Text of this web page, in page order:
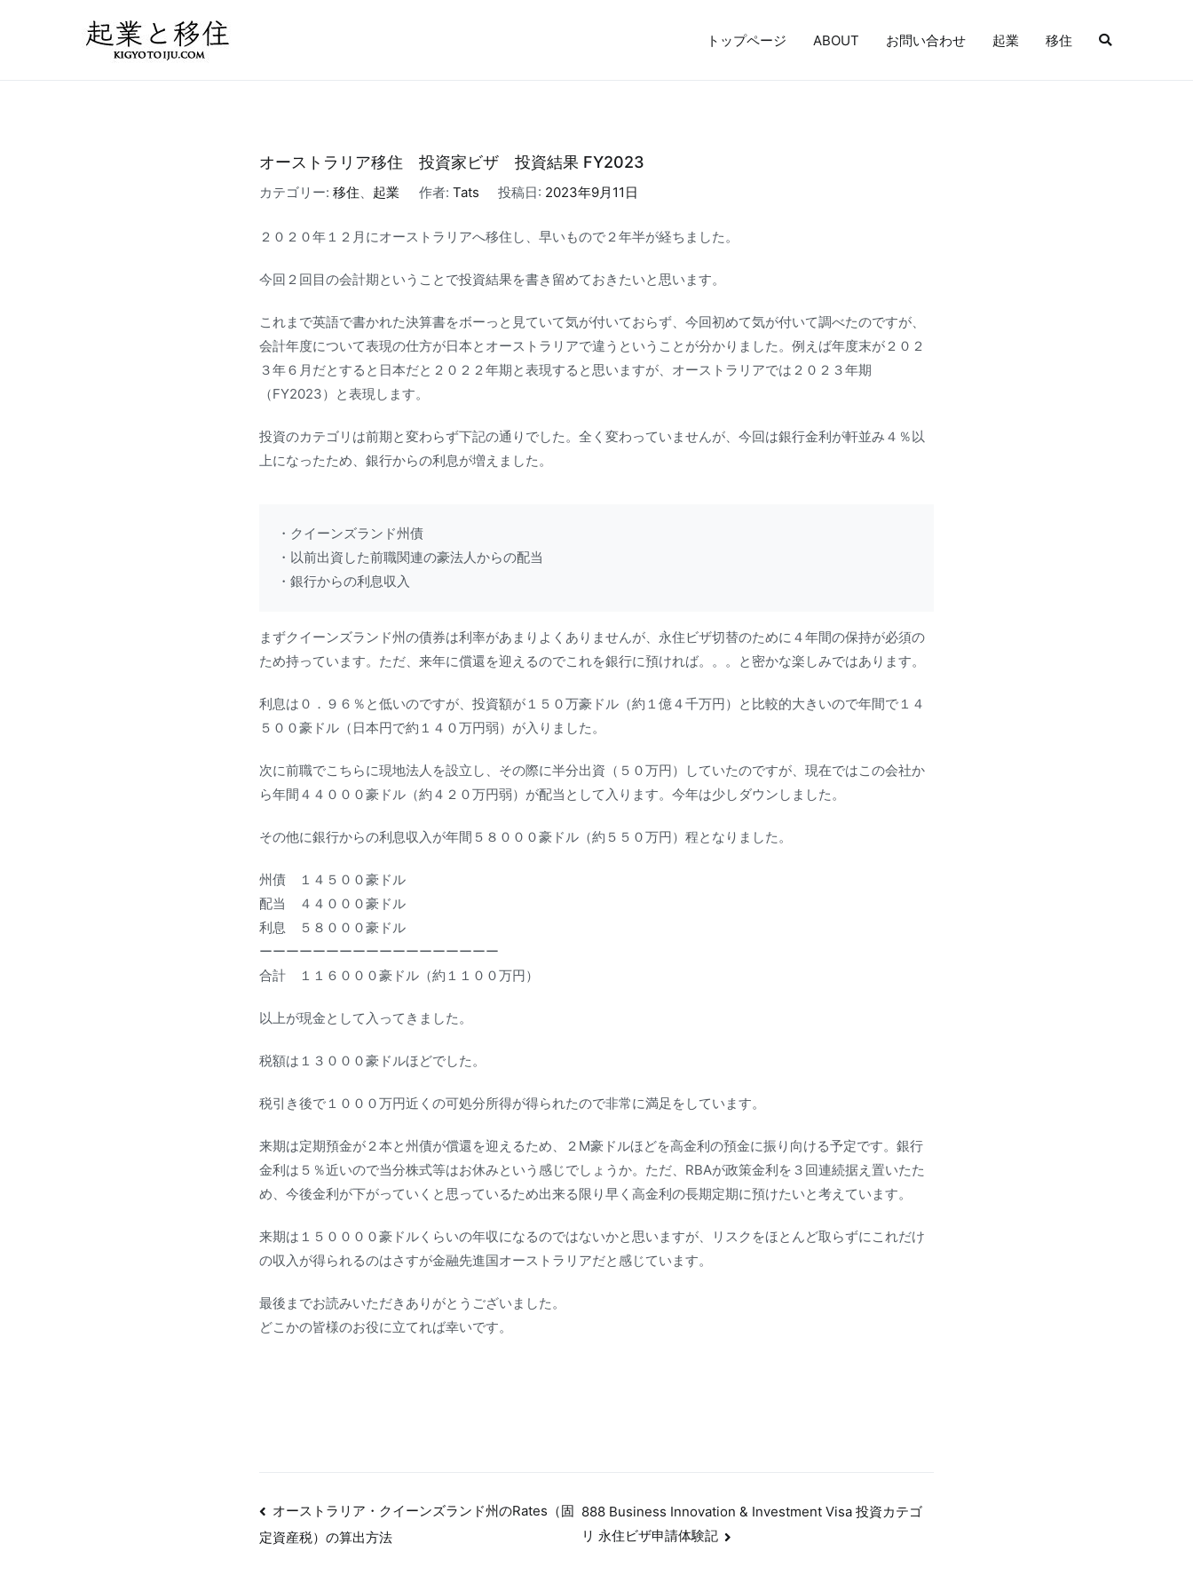
50万円で起業した会社を5億円で売却しFIRE。オーストラリア投資家ビザ移住体験記
トップページ ABOUT お問い合わせ 起業 移住
オーストラリア移住 投資家ビザ 投資結果 FY2023
カテゴリー: 移住、 起業 作者: Tats 投稿日: 2023年9月11日
２０２０年１２月にオーストラリアへ移住し、早いもので２年半が経ちました。
今回２回目の会計期ということで投資結果を書き留めておきたいと思います。
これまで英語で書かれた決算書をボーっと見ていて気が付いておらず、今回初めて気が付いて調べたのですが、
会計年度について表現の仕方が日本とオーストラリアで違うということが分かりました。例えば年度末が２０２
３年６月だとすると日本だと２０２２年期と表現すると思いますが、オーストラリアでは２０２３年期
（FY2023）と表現します。
投資のカテゴリは前期と変わらず下記の通りでした。全く変わっていませんが、今回は銀行金利が軒並み４％以
上になったため、銀行からの利息が増えました。
・クイーンズランド州債
・以前出資した前職関連の豪法人からの配当
・銀行からの利息収入
まずクイーンズランド州の債券は利率があまりよくありませんが、永住ビザ切替のために４年間の保持が必須の
ため持っています。ただ、来年に償還を迎えるのでこれを銀行に預ければ。。。と密かな楽しみではあります。
利息は０．９６％と低いのですが、投資額が１５０万豪ドル（約１億４千万円）と比較的大きいので年間で１４
５００豪ドル（日本円で約１４０万円弱）が入りました。
次に前職でこちらに現地法人を設立し、その際に半分出資（５０万円）していたのですが、現在ではこの会社か
ら年間４４０００豪ドル（約４２０万円弱）が配当として入ります。今年は少しダウンしました。
その他に銀行からの利息収入が年間５８０００豪ドル（約５５０万円）程となりました。
州債 １４５００豪ドル
配当 ４４０００豪ドル
利息 ５８０００豪ドル
ーーーーーーーーーーーーーーーーーー
合計 １１６０００豪ドル（約１１００万円）
以上が現金として入ってきました。
税額は１３０００豪ドルほどでした。
税引き後で１０００万円近くの可処分所得が得られたので非常に満足をしています。
来期は定期預金が２本と州債が償還を迎えるため、２M豪ドルほどを高金利の預金に振り向ける予定です。銀行
金利は５％近いので当分株式等はお休みという感じでしょうか。ただ、RBAが政策金利を３回連続据え置いたた
め、今後金利が下がっていくと思っているため出来る限り早く高金利の長期定期に預けたいと考えています。
来期は１５００００豪ドルくらいの年収になるのではないかと思いますが、リスクをほとんど取らずにこれだけ
の収入が得られるのはさすが金融先進国オーストラリアだと感じています。
最後までお読みいただきありがとうございました。
どこかの皆様のお役に立てれば幸いです。
投
稿
オーストラリア・クイーンズランド州のRates（固
定資産税）の算出方法
888 Business Innovation & Investment Visa 投資カテゴ
リ 永住ビザ申請体験記